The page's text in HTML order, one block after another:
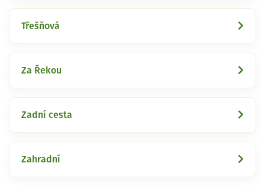
Třešňová
Za Řekou
Zadní cesta
Zahradní